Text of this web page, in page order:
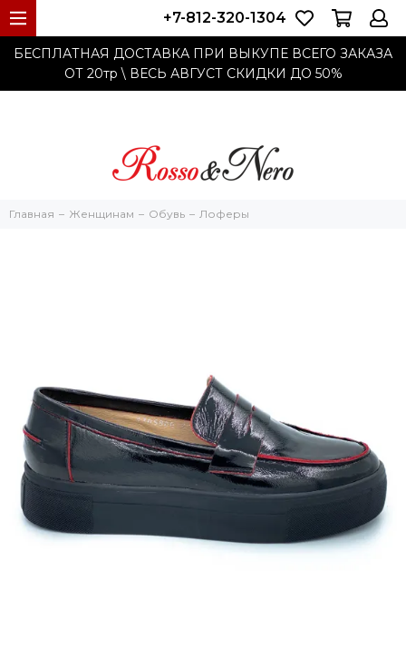
БЕСПЛАТНАЯ ДОСТАВКА ПРИ ВЫКУПЕ ВСЕГО ЗАКАЗА
ОТ 20тр \ ВЕСЬ АВГУСТ СКИДКИ ДО 50%
+7-812-320-1304
Главная Женщинам Обувь Лоферы